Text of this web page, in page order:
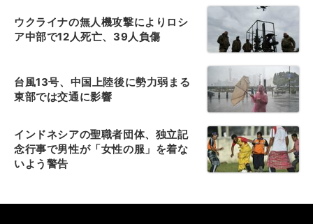
ウクライナの無人機攻撃によりロシ
ア中部で12人死亡、39人負傷
台風13号、中国上陸後に勢力弱まる
東部では交通に影響
インドネシアの聖職者団体、独立記
念行事で男性が「女性の服」を着な
いよう警告